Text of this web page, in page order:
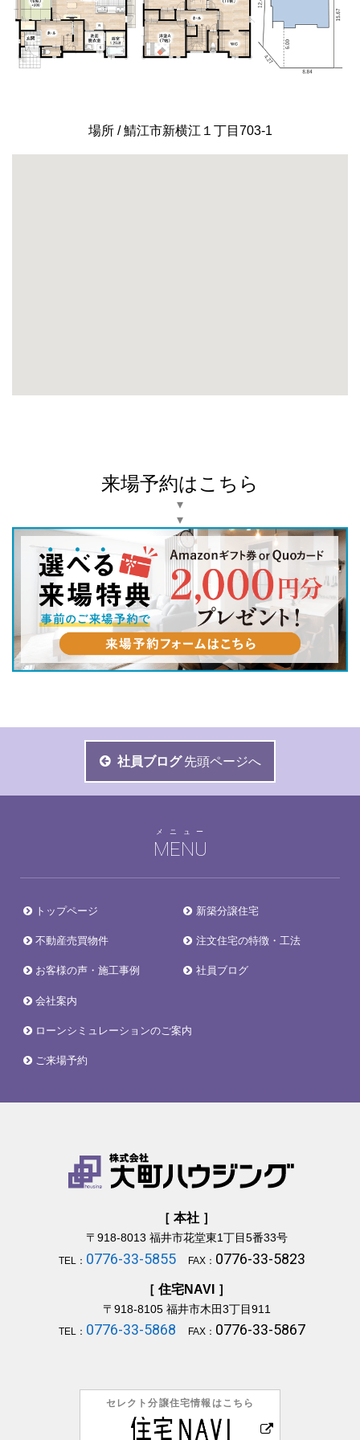
場所 / 鯖江市新横江１丁目703-1
来場予約はこちら
▾
▾
社員ブログ 先頭ページへ
MENU
メニュー
トップページ 新築分譲住宅
不動産売買物件 注文住宅の特徴・工法
お客様の声・施工事例 社員ブログ
会社案内
ローンシミュレーションのご案内
ご来場予約
［ 本社 ］
〒918-8013 福井市花堂東1丁目5番33号
TEL： 0776-33-5855 FAX： 0776-33-5823
［ 住宅NAVI ］
〒918-8105福井市木田3丁目911
TEL： 0776-33-5868 FAX： 0776-33-5867
セレクト分譲住宅情報はこちら